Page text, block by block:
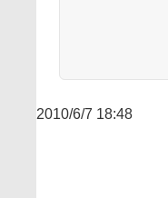
2010/6/7 18:48